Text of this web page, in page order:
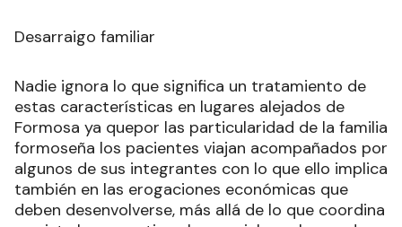
Desarraigo familiar
Nadie ignora lo que significa un tratamiento de
estas características en lugares alejados de
Formosa ya quepor las particularidad de la familia
formoseña los pacientes viajan acompañados por
algunos de sus integrantes con lo que ello implica
también en las erogaciones económicas que
deben desenvolverse, más allá de lo que coordina